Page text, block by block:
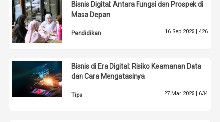
Bisnis Digital: Antara Fungsi dan Prospek di
Masa Depan
Pendidikan 16 Sep 2025 | 426
Bisnis di Era Digital: Risiko Keamanan Data
dan Cara Mengatasinya
Tips 27 Mar 2025 | 634